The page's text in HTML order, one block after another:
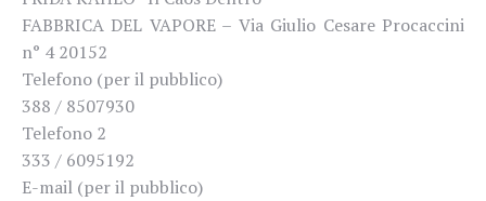
FABBRICA DEL VAPORE – Via Giulio Cesare Procaccini
n° 4 20152
Telefono (per il pubblico)
388 / 8507930
Telefono 2
333 / 6095192
E-mail (per il pubblico)